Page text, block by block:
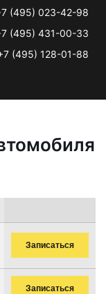
(495) 023-42-98
(495) 431-00-33
(495) 128-01-88
Записаться
Записаться